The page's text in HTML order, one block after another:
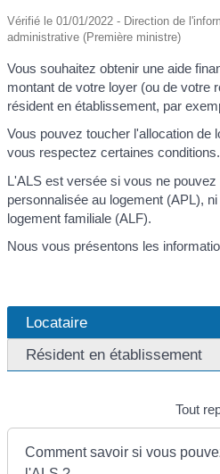
Vérifié le 01/01/2022 - Direction de
administrative (Première ministre)
Vous souhaitez obtenir une aide
montant de votre loyer (ou de votre
résident en établissement, par
Vous pouvez toucher l'allocation de
vous respectez certaines conditions.
L'ALS est versée si vous ne pouvez
personnalisée au logement (APL),
logement familiale (ALF).
Nous vous présentons les
Locataire
Résident en établissement
Tout
Comment savoir si vous